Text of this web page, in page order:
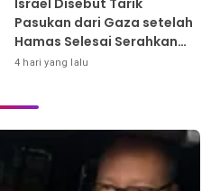
Israel Disebut Tarik
Pasukan dari Gaza setelah
Hamas Selesai Serahkan
Senjata
4 hari yang lalu